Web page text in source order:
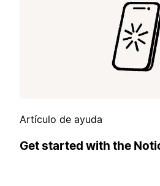
Artículo de ayuda
Get started with the